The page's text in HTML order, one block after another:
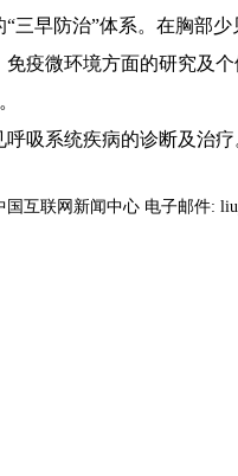
三早防治”体系。在胸部
免疫微环境方面的研究及
呼吸系统疾病的诊断及治
国互联网新闻中心 电子邮件: